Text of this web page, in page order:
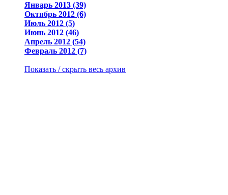
Январь 2013 (39)
Октябрь 2012 (6)
Июль 2012 (5)
Июнь 2012 (46)
Апрель 2012 (54)
Февраль 2012 (7)
Показать / скрыть весь архив